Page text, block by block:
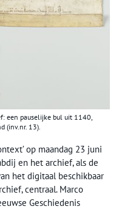
een pauselijke bul uit 1140,
(inv.nr. 13).
op maandag 23 juni
en het archief, als de
het digitaal beschikbaar
centraal. Marco
Geschiedenis